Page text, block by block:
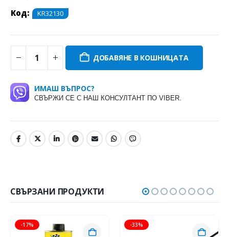
Код: KR32130
ДОБАВЯНЕ В КОШНИЦАТА
ИМАШ ВЪПРОС?
СВЪРЖИ СЕ С НАШ КОНСУЛТАНТ ПО VIBER.
СВЪРЗАНИ ПРОДУКТИ
-17% -33%